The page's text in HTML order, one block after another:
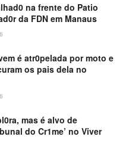
na frente do Patio
da FDN em Manaus
é atr0pelada por moto e
os pais dela no
mas é alvo de
do Cr1me’ no Viver